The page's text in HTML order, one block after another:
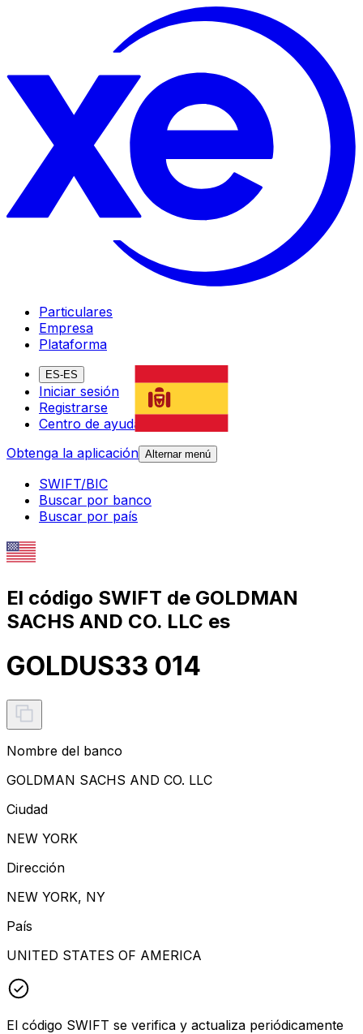
Particulares
Empresa
Plataforma
ES-ES
Iniciar sesión
Registrarse
Centro de ayuda
Obtenga la aplicación Alternar menú
SWIFT/BIC
Buscar por banco
Buscar por país
El código SWIFT de GOLDMAN
SACHS AND CO. LLC es
GOLDUS33 014
Nombre del banco
GOLDMAN SACHS AND CO. LLC
Ciudad
NEW YORK
Dirección
NEW YORK, NY
País
UNITED STATES OF AMERICA
El código SWIFT se verifica y actualiza periódicamente